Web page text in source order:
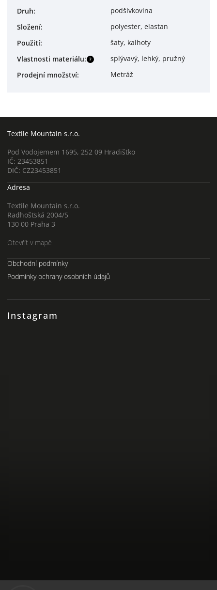
Druh:
podšívkovina
Složení:
polyester, elastan
Použití: šaty, kalhoty
?
Vlastnosti materiálu:
splývavý, lehký, pružný
Prodejní množství: Metráž
Textile Mountain s.r.o.
Pod Vodojemem 1695, 252 09 Hradištko
IČ: 23453851
DIČ: CZ23453851
Adresa
Textile Mountain s.r.o.
Radhošťská 2004/5
130 00 Praha 3
Otevřít v mapě
Instagram
Obchodní podmínky
Podmínky ochrany osobních údajů